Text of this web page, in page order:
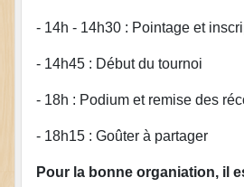
- 14h - 14h30 : Pointage et
- 14h45 : Début du tournoi
- 18h : Podium et remise des
- 18h15 : Goûter à partager
Pour la bonne organiation, il